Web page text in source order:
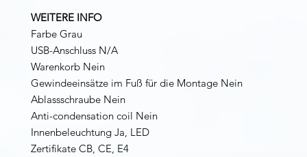
WEITERE INFO
Farbe Grau
USB-Anschluss N/A
Warenkorb Nein
Gewindeeinsätze im Fuß für die Montage Nein
Ablassschraube Nein
Anti-condensation coil Nein
Innenbeleuchtung Ja, LED
Zertifikate CB, CE, E4